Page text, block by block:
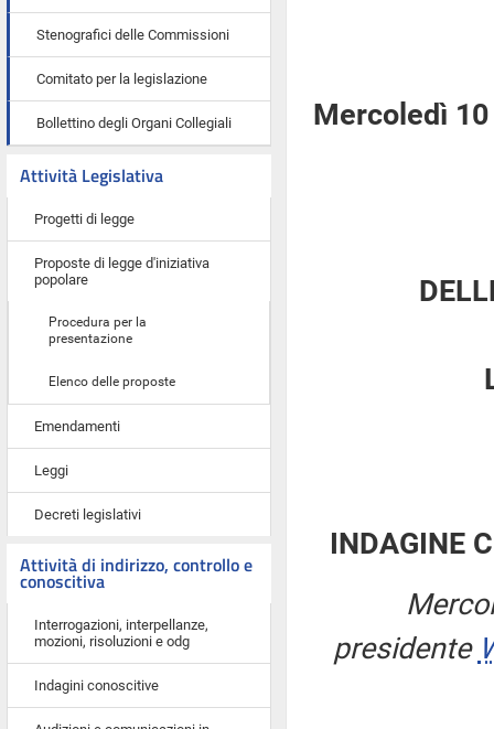
Stenografici delle Commissioni
Comitato per la legislazione
Bollettino degli Organi Collegiali
Attività Legislativa
Progetti di legge
Proposte di legge d'iniziativa
popolare
Procedura per la
presentazione
Elenco delle proposte
Emendamenti
Leggi
Decreti legislativi
Attività di indirizzo, controllo e
conoscitiva
Interrogazioni, interpellanze,
mozioni, risoluzioni e odg
Indagini conoscitive
Mercoledì
INDAGINE
presidente